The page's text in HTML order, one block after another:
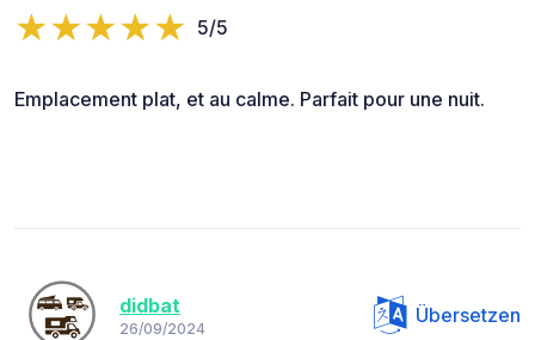
5/5
Emplacement plat, et au calme. Parfait pour une nuit.
didbat
26/09/2024
Übersetzen